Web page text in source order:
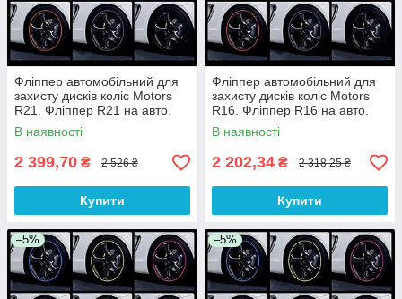
Фліппер автомобільний для
захисту дисків коліс Motors
R21. Фліппер R21 на авто.
Фліппер на диск. Фліппер
диск
В наявності
2 399,70 ₴ 2 526 ₴
Купити
Фліппер автомобільний для
захисту дисків коліс Motors
R16. Фліппер R16 на авто.
Фліппер на диск. Фліппер
диск
В наявності
2 202,34 ₴ 2 318,25 ₴
Купити
–5% –5%